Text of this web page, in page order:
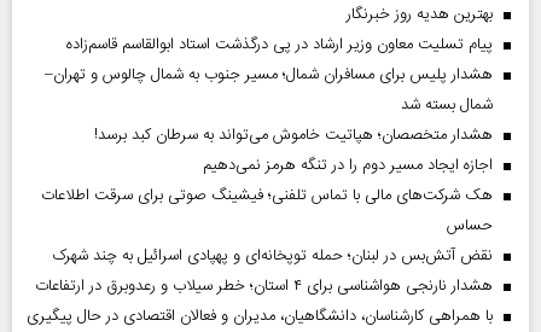
بهترین هدیه روز خبرنگار
پیام تسلیت معاون وزیر ارشاد در پی درگذشت استاد ابوالقاسم قاسم‌زاده
هشدار پلیس برای مسافران شمال؛ مسیر جنوب به شمال چالوس و تهران–
شمال بسته شد
هشدار متخصصان؛ هپاتیت خاموش می‌تواند به سرطان کبد برسد!
اجازه ایجاد مسیر دوم را در تنگه هرمز نمی‌دهیم
هک شرکت‌های مالی با تماس تلفنی؛ فیشینگ صوتی برای سرقت اطلاعات
حساس
نقض آتش‌بس در لبنان؛ حمله توپخانه‌ای و پهپادی اسرائیل به چند شهرک
هشدار نارنجی هواشناسی برای ۴ استان؛ خطر سیلاب و رعدوبرق در ارتفاعات
با همراهی کارشناسان، دانشگاهیان، مدیران و فعالان اقتصادی در حال پیگیری